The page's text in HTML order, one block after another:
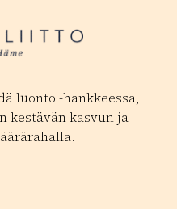
luonto -hankkeessa,
kestävän kasvun ja